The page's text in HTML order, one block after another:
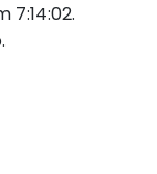
7:14:02.